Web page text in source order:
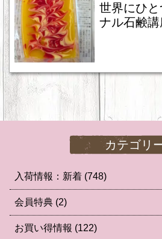
世界にひ
ナル石鹸
カテゴリ
入荷情報：新着 (748)
会員特典 (2)
お買い得情報 (122)